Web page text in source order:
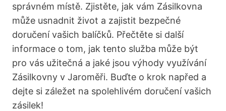
správném místě. Zjistěte, jak vám Zásilkovna
může usnadnit život a zajistit bezpečné
doručení vašich balíčků. Přečtěte si další
informace o tom, jak tento služba může být
pro vás užitečná a jaké jsou výhody využívání
Zásilkovny v Jaroměři. Buďte o krok napřed a
dejte si záležet na spolehlivém doručení vašich
zásilek!